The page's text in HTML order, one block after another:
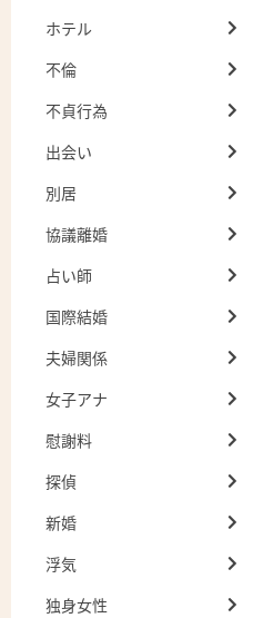
ホテル
不倫
不貞行為
出会い
別居
協議離婚
占い師
国際結婚
夫婦関係
女子アナ
慰謝料
探偵
新婚
浮気
独身女性